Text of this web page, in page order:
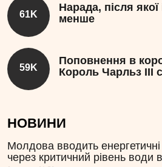
61K
Нарада, після якої
менше
59K
Поповнення в
Король Чарльз III
НОВИНИ
Молдова вводить
через критичний рівень води в